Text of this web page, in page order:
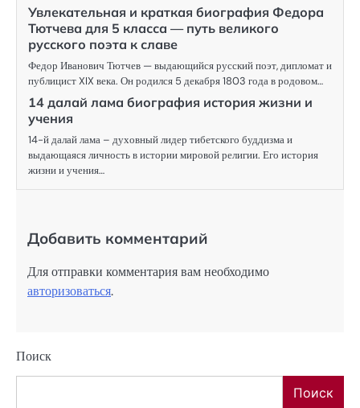
Увлекательная и краткая биография Федора
Тютчева для 5 класса — путь великого
русского поэта к славе
Федор Иванович Тютчев — выдающийся русский поэт, дипломат и
публицист XIX века. Он родился 5 декабря 1803 года в родовом…
14 далай лама биография история жизни и
учения
14-й далай лама – духовный лидер тибетского буддизма и
выдающаяся личность в истории мировой религии. Его история
жизни и учения…
Добавить комментарий
Для отправки комментария вам необходимо
авторизоваться.
Поиск
Поиск